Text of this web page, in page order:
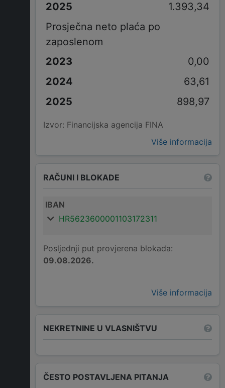
1.393,34
Prosječna neto plaća po
zaposlenom
0,00
63,61
898,97
Izvor: Financijska agencija FINA
Više informacija
RAČUNI I BLOKADE
IBAN
HR5623600001103172311
Posljednji put provjerena blokada:
09.08.2026.
Više informacija
NEKRETNINE U VLASNIŠTVU
ČESTO POSTAVLJENA PITANJA